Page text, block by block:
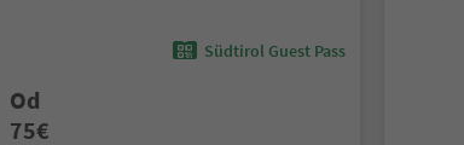
Südtirol Guest Pass
Od
75€